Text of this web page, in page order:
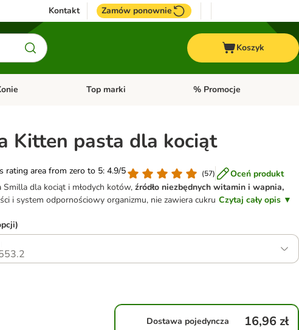
Kontakt Zamów ponownie
Koszyk
menu kategorii: PtakiOtwórz menu kategorii: Konie
Top marki Otwórz menu kategorii: Top
% Promocje
Kitten pasta dla kociąt
rating area from zero to 5: 4.9/5
(57)
Oceń produkt
Smilla dla kociąt i młodych kotów,źródło niezbędnych witamin i wapnia,
i system odpornościowy organizmu, nie zawiera cukru Czytaj cały opis ▼
Dostawa pojedyncza 16,96 zł